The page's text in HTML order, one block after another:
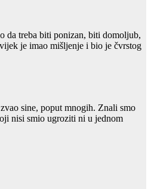
da treba biti ponizan, biti domoljub,
je imao mišljenje i bio je čvrstog
sine, poput mnogih. Znali smo
nisi smio ugroziti ni u jednom